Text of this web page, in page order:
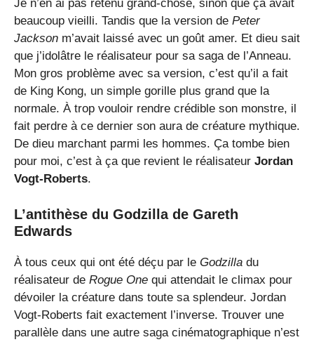
Je n’en ai pas retenu grand-chose, sinon que ça avait
beaucoup vieilli. Tandis que la version de Peter
Jackson m’avait laissé avec un goût amer. Et dieu sait
que j’idolâtre le réalisateur pour sa saga de l’Anneau.
Mon gros problème avec sa version, c’est qu’il a fait
de King Kong, un simple gorille plus grand que la
normale. À trop vouloir rendre crédible son monstre, il
fait perdre à ce dernier son aura de créature mythique.
De dieu marchant parmi les hommes. Ça tombe bien
pour moi, c’est à ça que revient le réalisateur Jordan
Vogt-Roberts.
L’antithèse du Godzilla de Gareth
Edwards
À tous ceux qui ont été déçu par le Godzilla du
réalisateur de Rogue One qui attendait le climax pour
dévoiler la créature dans toute sa splendeur. Jordan
Vogt-Roberts fait exactement l’inverse. Trouver une
parallèle dans une autre saga cinématographique n’est